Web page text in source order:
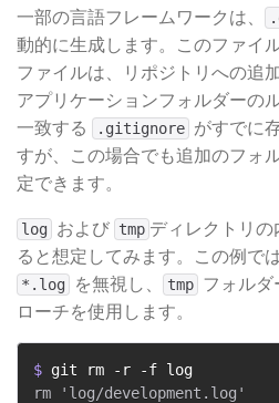
一部の言語フレームワークは、
動的に生成します。このファイ
ファイルは、リポジトリへの追
アプリケーションフォルダーの
一致する
.gitignore
がすでに
すが、この場合でも追加のフォ
定できます。
log ​ および tmp ディレクトリ
ると想定してみます。この例で
*.log ​ を無視し、 tmp
フォル
ローチを使用します。
$ git rm -r -f log
rm 'log/development.log'